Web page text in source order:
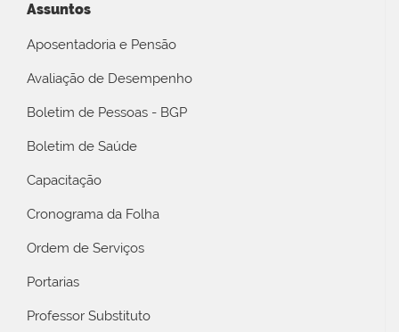
Assuntos
Aposentadoria e Pensão
Avaliação de Desempenho
Boletim de Pessoas - BGP
Boletim de Saúde
Capacitação
Cronograma da Folha
Ordem de Serviços
Portarias
Professor Substituto